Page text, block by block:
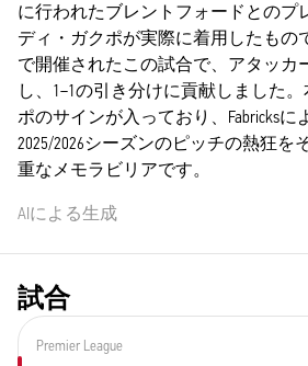
に行われたブレントフォードとのプ
ディ・ガクポが実際に着用したもの
で開催されたこの試合で、アタッカ
し、1–1の引き分けに貢献しました
ポのサインが入っており、Fabricksに
2025/2026シーズンのピッチの熱狂
重なメモラビリアです。
AIによる生成
試合
Premier League